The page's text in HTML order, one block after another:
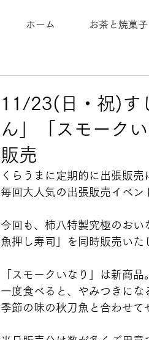
ホーム お茶と焼菓子
11/23(日・祝)す
ん」「スモーク
販売
くらうまに定期的に出張販売
毎回大人気の出張販売イベン
今回も、柿八特製究極のお
魚押し寿司」を同時販売いた
「スモークいなり」は新商
一度食べると、やみつきにな
季節の味の秋刀魚と合わせて